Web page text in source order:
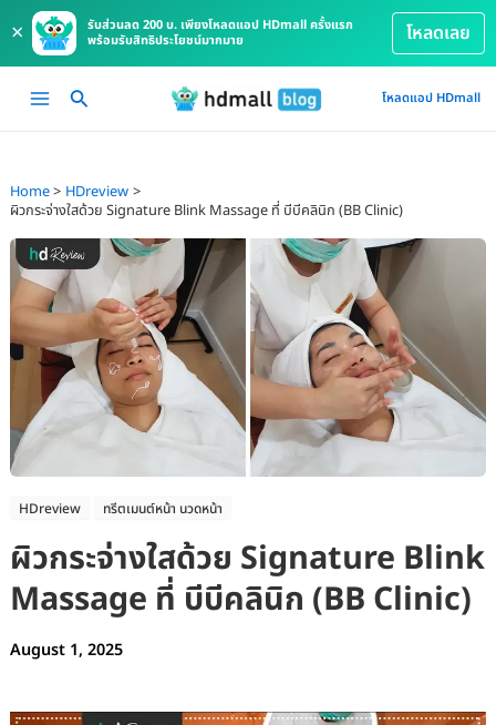
×
รับส่วนลด 200 บ. เพียงโหลดแอป HDmall ครั้งแรก
พร้อมรับสิทธิประโยชน์มากมาย
โหลดเลย
Main
โหลดแอป HDmall
Home
HDreview
ผิวกระจ่างใสด้วย Signature Blink Massage ที่ บีบีคลินิก (BB Clinic)
HDreview ทรีตเมนต์หน้า นวดหน้า
ผิวกระจ่างใสด้วย Signature Blink
Massage ที่ บีบีคลินิก (BB Clinic)
August 1, 2025